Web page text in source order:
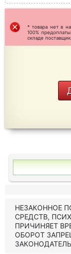
* товара нет в
100%
складе
НЕЗАКОННОЕ
СРЕДСТВ,
ПРИЧИНЯЕТ
ОБОРОТ